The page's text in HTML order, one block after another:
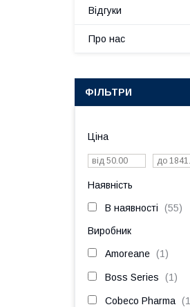
Відгуки
Про нас
ФІЛЬТРИ
Ціна
Наявність
В наявності 55
Виробник
Amoreane 1
Boss Series 1
Cobeco Pharma 1